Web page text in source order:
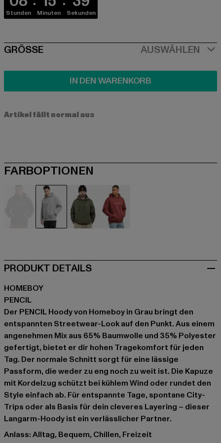
Stunden Minuten Sekunden
SIZE
GRÖSSE AUSWÄHLEN
IN DEN WARENKORB
Artikel fällt normal aus
FARBOPTIONEN
PRODUKT DETAILS
HOMEBOY
PENCIL
Der PENCIL Hoody von Homeboy in Grau bringt den
entspannten Streetwear-Look auf den Punkt. Aus einem
angenehmen Mix aus 65% Baumwolle und 35% Polyester
gefertigt, bietet er dir hohen Tragekomfort für jeden
Tag. Der normale Schnitt sorgt für eine lässige
Passform, die weder zu eng noch zu weit ist. Die Kapuze
mit Kordelzug schützt bei kühlem Wind oder rundet den
Style einfach ab. Für entspannte Tage, spontane City-
Trips oder als Basis für dein cleveres Layering – dieser
Langarm-Hoody ist ein verlässlicher Partner.
Anlass: Alltag, Bequem, Chillen, Freizeit